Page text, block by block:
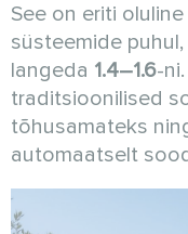
See on eriti
süsteemide
langeda 1.4–1.6-
traditsioonilised
tõhusamateks
automaatselt